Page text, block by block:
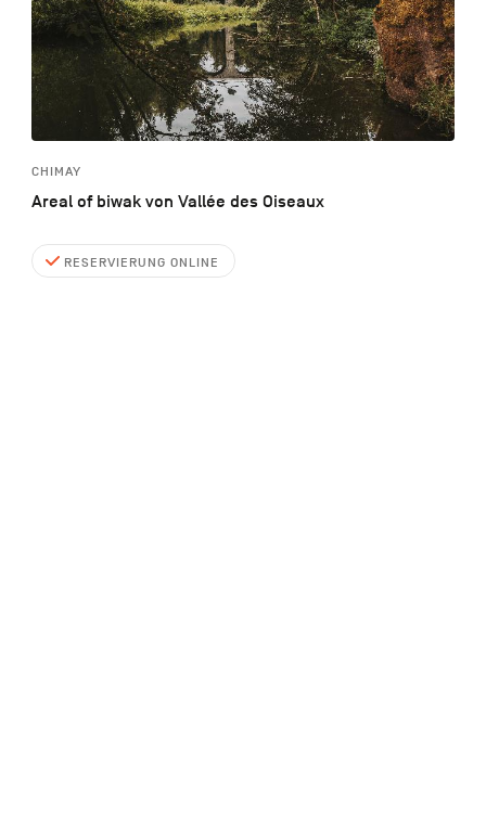
CHIMAY
Areal of biwak von Vallée des Oiseaux
RESERVIERUNG ONLINE